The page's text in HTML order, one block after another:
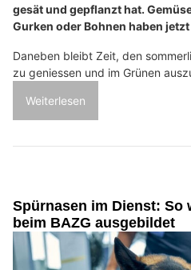
gesät und gepflanzt hat.
Gurken oder Bohnen haben
Daneben bleibt Zeit, den
zu geniessen und im Grünen
Weiterlesen
Spürnasen im Dienst: So
beim BAZG ausgebildet